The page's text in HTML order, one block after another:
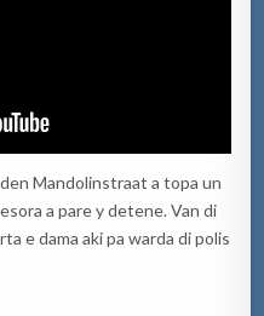
Mandolinstraat a topa un
a pare y detene. Van di
e dama aki pa warda di polis